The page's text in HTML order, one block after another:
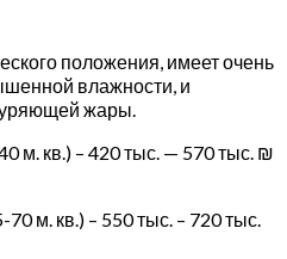
положения, имеет очень
влажности, и
жары.
м. кв.) – 420 тыс. — 570 тыс. ₪
м. кв.) – 550 тыс. – 720 тыс.